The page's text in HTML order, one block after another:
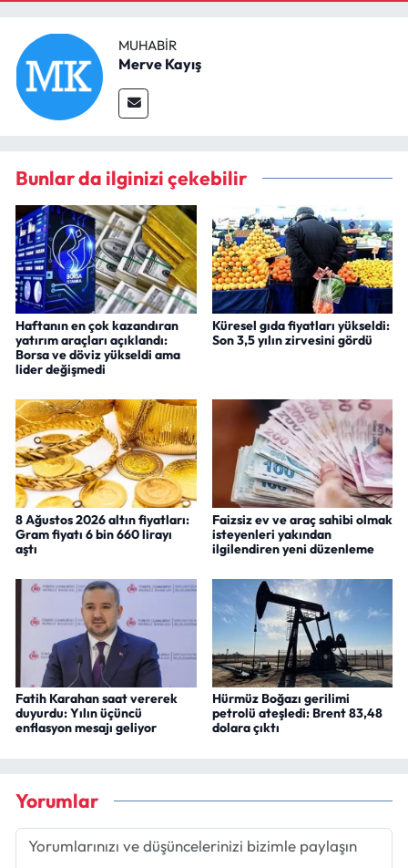
MUHABIR
Merve Kayış
Bunlar da ilginizi çekebilir
Haftanın en çok kazandıran
yatırım araçları açıklandı:
Borsa ve döviz yükseldi ama
lider değişmedi
Küresel gıda fiyatları yükseldi:
Son 3,5 yılın zirvesini gördü
8 Ağustos 2026 altın fiyatları:
Gram fiyatı 6 bin 660 lirayı
aştı
Faizsiz ev ve araç sahibi olmak
isteyenleri yakından
ilgilendiren yeni düzenleme
Fatih Karahan saat vererek
duyurdu: Yılın üçüncü
enflasyon mesajı geliyor
Hürmüz Boğazı gerilimi
petrolü ateşledi: Brent 83,48
dolara çıktı
Yorumlar